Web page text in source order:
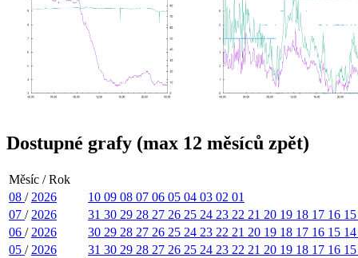
Dostupné grafy (max 12 měsíců zpět)
Měsíc / Rok
08 / 2026 10 09 08 07 06 05 04 03 02 01
07 / 2026 31 30 29 28 27 26 25 24 23 22 21 20 19 18 17 16
06 / 2026 30 29 28 27 26 25 24 23 22 21 20 19 18 17 16 15
05 / 2026 31 30 29 28 27 26 25 24 23 22 21 20 19 18 17 16